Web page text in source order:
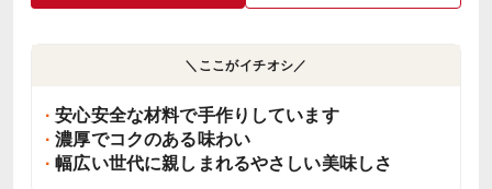
＼ここがイチオシ／
安心安全な材料で手作りしています
濃厚でコクのある味わい
幅広い世代に親しまれるやさしい美味しさ